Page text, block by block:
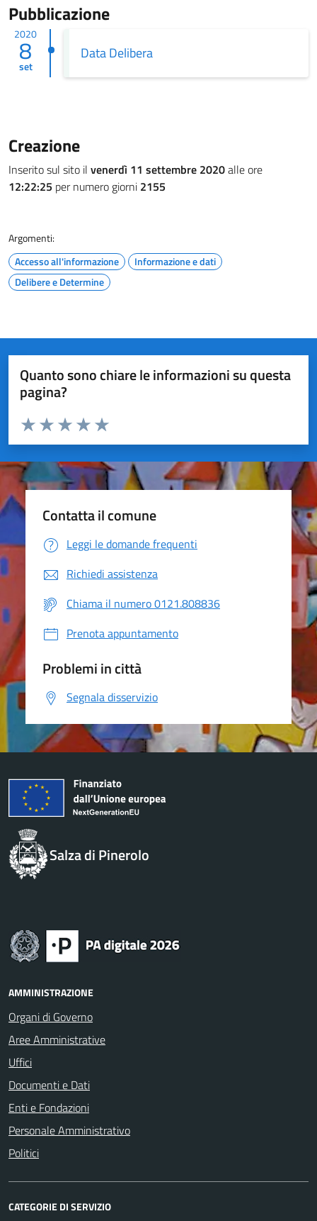
Pubblicazione
2020
8
set
Data Delibera
Creazione
Inserito sul sito il venerdì 11 settembre 2020alle ore
12:22:25 per numero giorni 2155
Argomenti:
Accesso all'informazione
Informazione e dati
Delibere e Determine
Quanto sono chiare le informazioni su questa
pagina?
Valuta da 1 a 5 stelle la pagina
Valuta 5 stelle su 5
Valuta 4 stelle su 5
Valuta 3 stelle su 5
Valuta 2 stelle su 5
Valuta 1 stelle su 5
Contatta il comune
Leggi le domande frequenti
Richiedi assistenza
Chiama il numero 0121.808836
Prenota appuntamento
Problemi in città
Segnala disservizio
Salza di Pinerolo
AMMINISTRAZIONE
Organi di Governo
Aree Amministrative
Uffici
Documenti e Dati
Enti e Fondazioni
Personale Amministrativo
Politici
CATEGORIE DI SERVIZIO